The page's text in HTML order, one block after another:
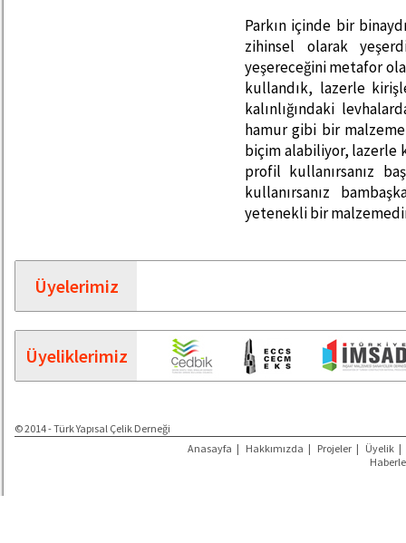
Parkın içinde bir
zihinsel olarak
yeşereceğini metafor
kullandık, lazerle
kalınlığındaki
hamur gibi bir
biçim alabiliyor, lazerle
profil kullanırsanız
kullanırsanız
yetenekli bir
Üyelerimiz
Üyeliklerimiz
© 2014 - Türk Yapısal Çelik Derneği
Anasayfa | Hakkımızda | Projeler | Üyelik |